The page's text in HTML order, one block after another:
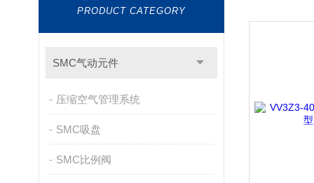
PRODUCT CATEGORY
SMC气动元件
压缩空气管理系统
SMC吸盘
SMC比例阀